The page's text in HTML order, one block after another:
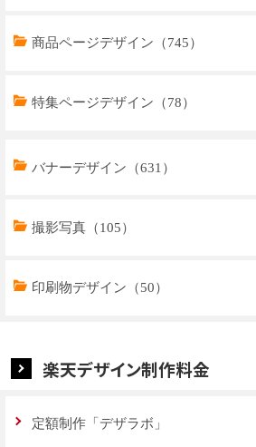
商品ページデザイン（745）
特集ページデザイン（78）
トップページデザイン（32）
商品ページデザイン（769）
特集ページデザイン（59）
バナーデザイン（631）
撮影写真（105）
印刷物デザイン（50）
楽天デザイン制作料金
定額制作「デザラボ」